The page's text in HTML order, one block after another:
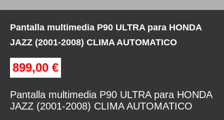
Pantalla multimedia P90 ULTRA para HONDA
JAZZ (2001-2008) CLIMA AUTOMATICO
899,00 €
Pantalla multimedia P90 ULTRA para HONDA
JAZZ (2001-2008) CLIMA AUTOMATICO